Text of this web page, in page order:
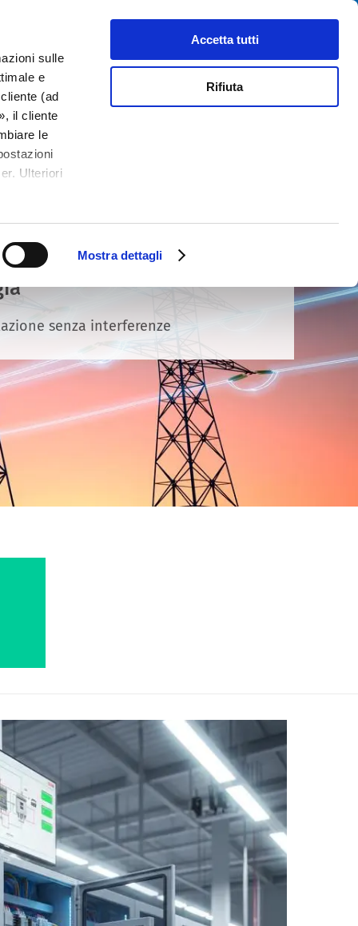
sulle
e
(ad
il cliente
le
Ulteriori
Mostra dettagli
Accetta tutti
Rifiuta
Contatti
senza interferenze